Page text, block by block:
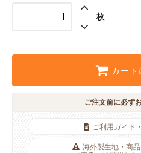
枚
カート
ご注文前に必ず
ご利用ガイド
海外製生地・商